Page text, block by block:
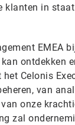
klanten in
EMEA
ontdekken
Celonis
van
onze
zal